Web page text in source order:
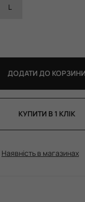
L
ДОДАТИ ДО КОРЗИНИ
КУПИТИ В 1 КЛІК
Наявність в магазинах